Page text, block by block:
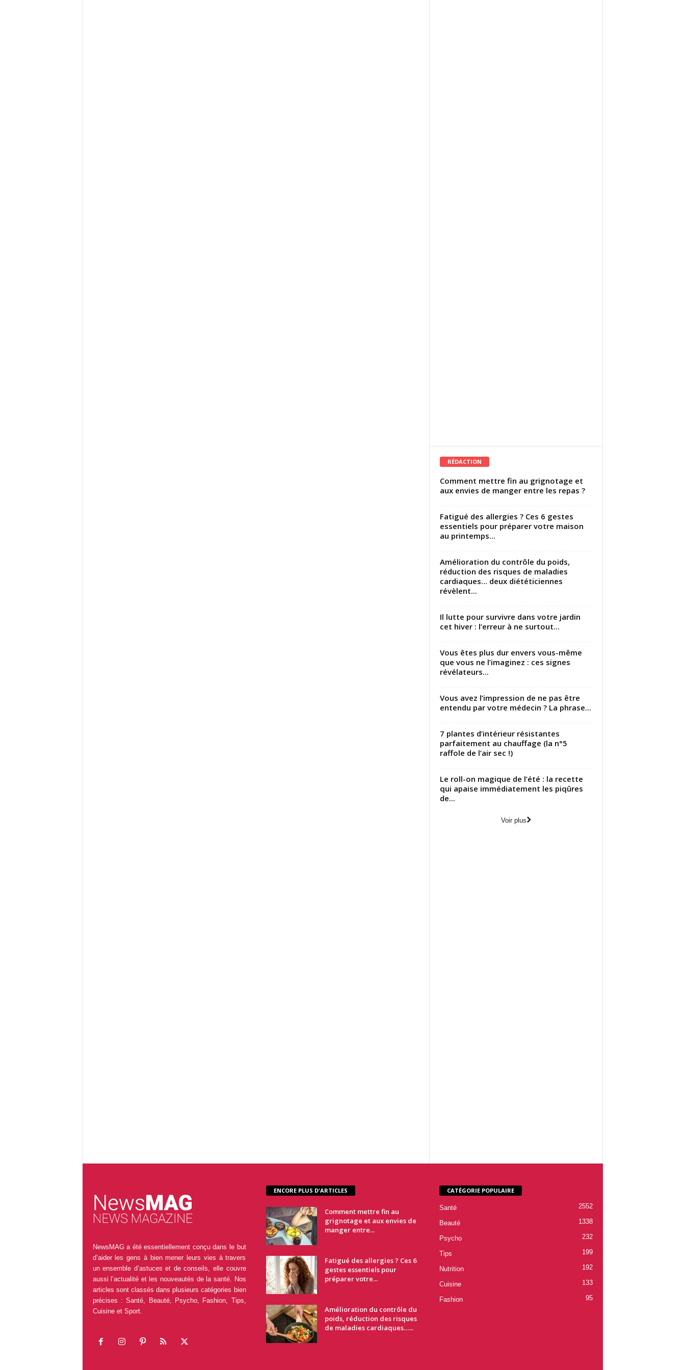
RÉDACTION
Comment mettre fin au grignotage et
aux envies de manger entre les repas ?
Fatigué des allergies ? Ces 6 gestes
essentiels pour préparer votre maison
au printemps...
Amélioration du contrôle du poids,
réduction des risques de maladies
cardiaques… deux diététiciennes
révèlent...
Il lutte pour survivre dans votre jardin
cet hiver : l’erreur à ne surtout...
Vous êtes plus dur envers vous-même
que vous ne l’imaginez : ces signes
révélateurs...
Vous avez l’impression de ne pas être
entendu par votre médecin ? La phrase...
7 plantes d’intérieur résistantes
parfaitement au chauffage (la n°5
raffole de l’air sec !)
Le roll-on magique de l’été : la recette
qui apaise immédiatement les piqûres
de...
Voir plus
NewsMAG a été essentiellement conçu dans le but
d’aider les gens à bien mener leurs vies à travers
un ensemble d’astuces et de conseils, elle couvre
aussi l’actualité et les nouveautés de la santé. Nos
articles sont classés dans plusieurs catégories bien
précises : Santé, Beauté, Psycho, Fashion, Tips,
Cuisine et Sport.
ENCORE PLUS D'ARTICLES
Comment mettre fin au
grignotage et aux envies de
manger entre...
Fatigué des allergies ? Ces 6
gestes essentiels pour
préparer votre...
Amélioration du contrôle du
poids, réduction des risques
de maladies cardiaques…...
CATÉGORIE POPULAIRE
Santé 2552
Beauté 1338
Psycho 232
Tips 199
Nutrition 192
Cuisine 133
Fashion 95